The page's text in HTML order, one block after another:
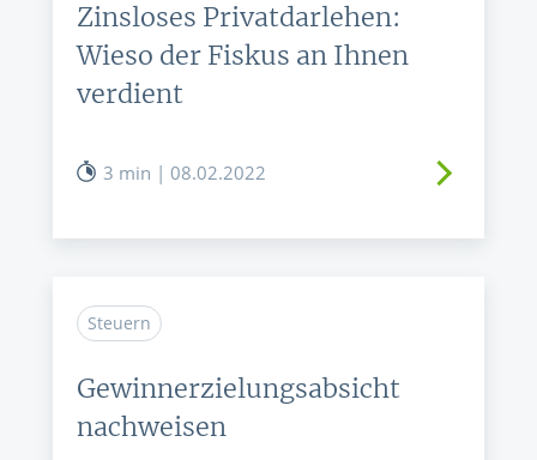
Zinsloses Privatdarlehen:
Wieso der Fiskus an Ihnen
verdient
3 min | 08.02.2022
Steuern
Gewinnerzielungsabsicht
nachweisen